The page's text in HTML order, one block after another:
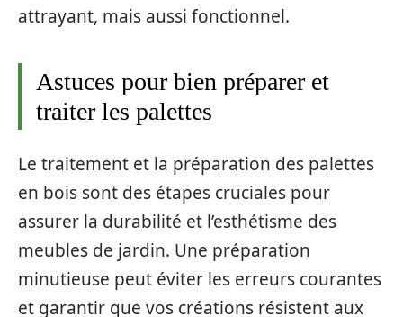
attrayant, mais aussi fonctionnel.
Astuces pour bien préparer et
traiter les palettes
Le traitement et la préparation des palettes
en bois sont des étapes cruciales pour
assurer la durabilité et l’esthétisme des
meubles de jardin. Une préparation
minutieuse peut éviter les erreurs courantes
et garantir que vos créations résistent aux